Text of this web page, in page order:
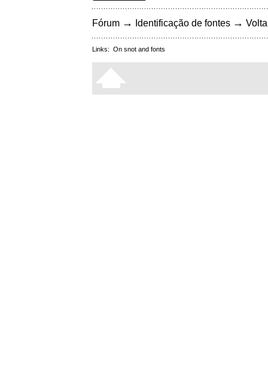
Fórum → Identificação de fontes →
Links: On snot and fonts